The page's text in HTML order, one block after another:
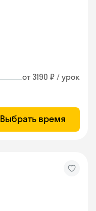
от 3190 ₽ / урок
Выбрать время